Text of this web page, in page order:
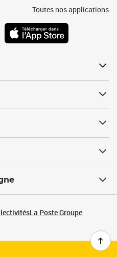
Toutes nos applications
La Poste Groupe